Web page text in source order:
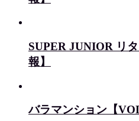
SUPER JUNIOR リ
報】
バラマンション【